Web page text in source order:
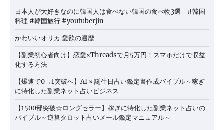
日本人が大好きなのに韓国人は食べない韓国の食べ物3選 #韓国
料理 #韓国旅行 #youtuberjin
かわいいオリカ 愛欲の遍歴
【副業初心者向け】恋愛×Threadsで月5万円！スマホだけで収益
化する方法
【爆速で0→1突破へ】AI × 誕生日占い鑑定書作成バイブル～稼ぎ
に特化した副業ネット占いビジネス
【1500部突破☆ロングセラー】稼ぎに特化した副業ネット占いの
バイブル～逆算タロット占いメール鑑定マニュアル～